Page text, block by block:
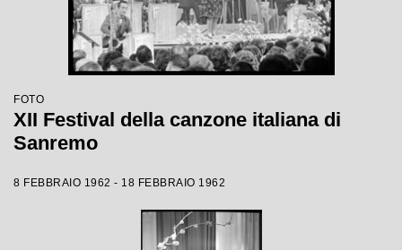
FOTO
XII Festival della canzone italiana di
Sanremo
8 FEBBRAIO 1962 - 18 FEBBRAIO 1962